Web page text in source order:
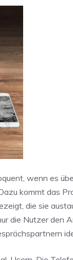
wenn es
kommt das
die sie
die Nutzer den